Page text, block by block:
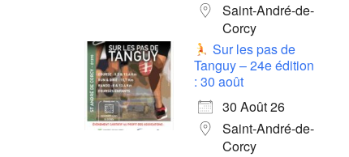
Saint-André-de-
Corcy
Sur les pas de
Tanguy – 24e édition
: 30 août
30 Août 26
Saint-André-de-
Corcy